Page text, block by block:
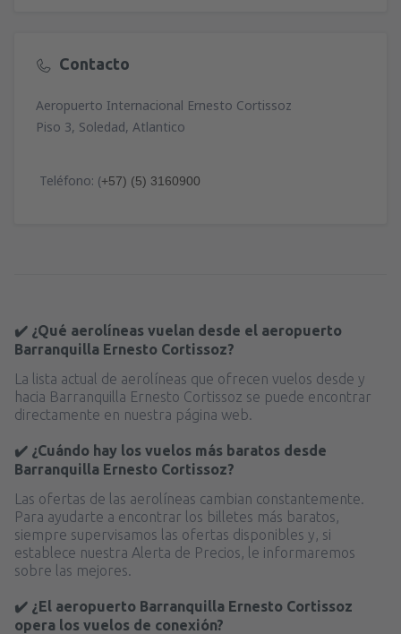
Contacto
Aeropuerto Internacional Ernesto Cortissoz
Piso 3, Soledad, Atlantico
Teléfono: (+57) (5) 3160900
✔️ ¿Qué aerolíneas vuelan desde el aeropuerto
Barranquilla Ernesto Cortissoz?
La lista actual de aerolíneas que ofrecen vuelos desde y
hacia Barranquilla Ernesto Cortissoz se puede encontrar
directamente en nuestra página web.
✔️ ¿Cuándo hay los vuelos más baratos desde
Barranquilla Ernesto Cortissoz?
Las ofertas de las aerolíneas cambian constantemente.
Para ayudarte a encontrar los billetes más baratos,
siempre supervisamos las ofertas disponibles y, si
establece nuestra Alerta de Precios, le informaremos
sobre las mejores.
✔️ ¿El aeropuerto Barranquilla Ernesto Cortissoz
opera los vuelos de conexión?